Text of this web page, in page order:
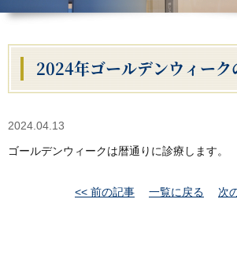
2024年ゴールデンウィーク
2024.04.13
ゴールデンウィークは暦通りに診療します。
<< 前の記事 一覧に戻る 次